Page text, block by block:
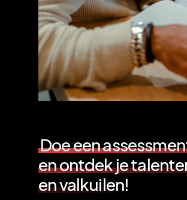
Doe een
en ontdek je
en valkuilen!